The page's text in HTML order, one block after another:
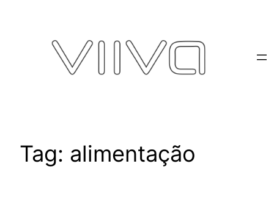
Tag: alimentação